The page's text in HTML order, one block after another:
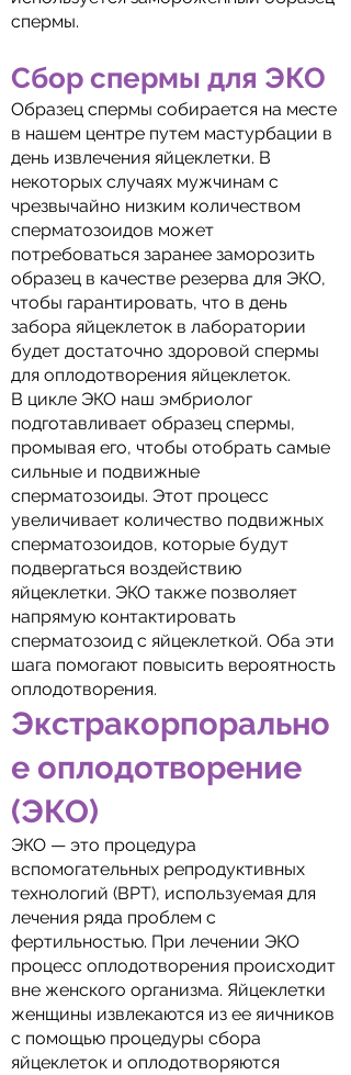
спермы.
Сбор спермы для ЭКО
Образец спермы собирается на месте
в нашем центре путем мастурбации в
день извлечения яйцеклетки. В
некоторых случаях мужчинам с
чрезвычайно низким количеством
сперматозоидов может
потребоваться заранее заморозить
образец в качестве резерва для ЭКО,
чтобы гарантировать, что в день
забора яйцеклеток в лаборатории
будет достаточно здоровой спермы
для оплодотворения яйцеклеток.
В цикле ЭКО наш эмбриолог
подготавливает образец спермы,
промывая его, чтобы отобрать самые
сильные и подвижные
сперматозоиды. Этот процесс
увеличивает количество подвижных
сперматозоидов, которые будут
подвергаться воздействию
яйцеклетки. ЭКО также позволяет
напрямую контактировать
сперматозоид с яйцеклеткой. Оба эти
шага помогают повысить вероятность
оплодотворения.
Экстракорпорально
е оплодотворение
(ЭКО)
ЭКО — это процедура
вспомогательных репродуктивных
технологий (ВРТ), используемая для
лечения ряда проблем с
фертильностью. При лечении ЭКО
процесс оплодотворения происходит
вне женского организма. Яйцеклетки
женщины извлекаются из ее яичников
с помощью процедуры сбора
яйцеклеток и оплодотворяются